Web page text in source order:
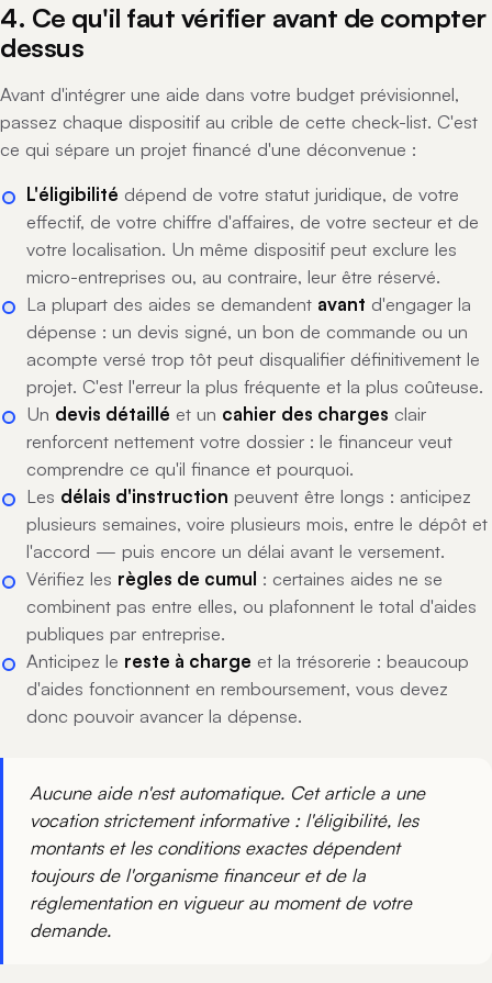
4. Ce qu'il faut vérifier avant de compter
dessus
Avant d'intégrer une aide dans votre budget prévisionnel,
passez chaque dispositif au crible de cette check-list. C'est
ce qui sépare un projet financé d'une déconvenue :
L'éligibilité dépend de votre statut juridique, de votre
effectif, de votre chiffre d'affaires, de votre secteur et de
votre localisation. Un même dispositif peut exclure les
micro-entreprises ou, au contraire, leur être réservé.
La plupart des aides se demandent avant d'engager la
dépense : un devis signé, un bon de commande ou un
acompte versé trop tôt peut disqualifier définitivement le
projet. C'est l'erreur la plus fréquente et la plus coûteuse.
Un devis détaillé et un cahier des charges clair
renforcent nettement votre dossier : le financeur veut
comprendre ce qu'il finance et pourquoi.
Les délais d'instruction peuvent être longs : anticipez
plusieurs semaines, voire plusieurs mois, entre le dépôt et
l'accord — puis encore un délai avant le versement.
Vérifiez les règles de cumul : certaines aides ne se
combinent pas entre elles, ou plafonnent le total d'aides
publiques par entreprise.
Anticipez le reste à charge et la trésorerie : beaucoup
d'aides fonctionnent en remboursement, vous devez
donc pouvoir avancer la dépense.
Aucune aide n'est automatique. Cet article a une
vocation strictement informative : l'éligibilité, les
montants et les conditions exactes dépendent
toujours de l'organisme financeur et de la
réglementation en vigueur au moment de votre
demande.